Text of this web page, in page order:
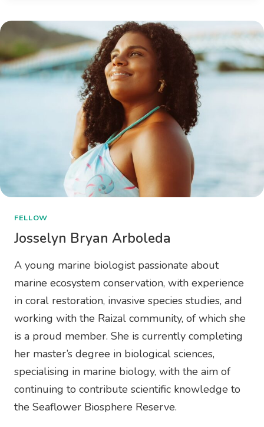
FELLOW
Josselyn Bryan Arboleda
A young marine biologist passionate about
marine ecosystem conservation, with experience
in coral restoration, invasive species studies, and
working with the Raizal community, of which she
is a proud member. She is currently completing
her master’s degree in biological sciences,
specialising in marine biology, with the aim of
continuing to contribute scientific knowledge to
the Seaflower Biosphere Reserve.